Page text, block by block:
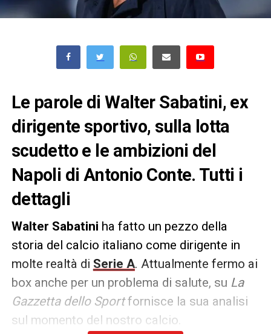
Le parole di Walter Sabatini, ex
dirigente sportivo, sulla lotta
scudetto e le ambizioni del
Napoli di Antonio Conte. Tutti i
dettagli
Walter Sabatini ha fatto un pezzo della
storia del calcio italiano come dirigente in
molte realtà di Serie A. Attualmente fermo ai
box anche per un problema di salute, su La
Gazzetta dello Sportfornisce la sua analisi
sul momento del nostro calcio.